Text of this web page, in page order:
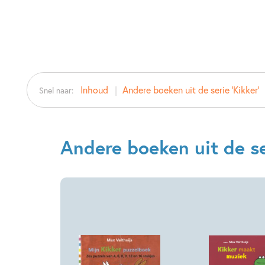
Snel naar: Inhoud Andere boeken uit de serie 'Kikker'
Andere boeken uit de